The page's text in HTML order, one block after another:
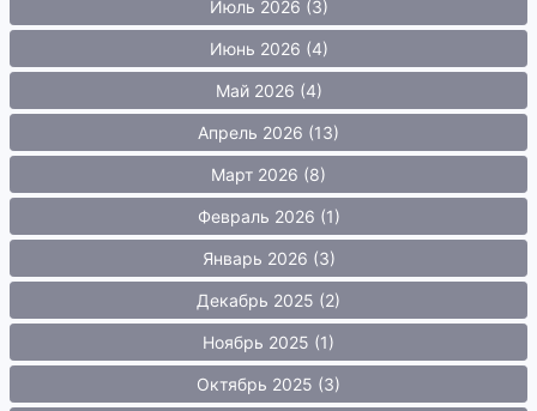
Июль 2026 (3)
Июнь 2026 (4)
Май 2026 (4)
Апрель 2026 (13)
Март 2026 (8)
Февраль 2026 (1)
Январь 2026 (3)
Декабрь 2025 (2)
Ноябрь 2025 (1)
Октябрь 2025 (3)